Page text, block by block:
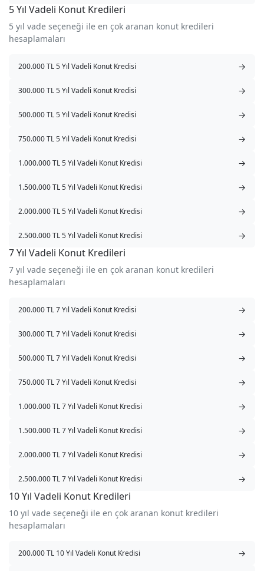
5 Yıl Vadeli Konut Kredileri
5 yıl vade seçeneği ile en çok aranan konut kredileri
hesaplamaları
200.000 TL 5 Yıl Vadeli Konut Kredisi →
300.000 TL 5 Yıl Vadeli Konut Kredisi →
500.000 TL 5 Yıl Vadeli Konut Kredisi →
750.000 TL 5 Yıl Vadeli Konut Kredisi →
1.000.000 TL 5 Yıl Vadeli Konut Kredisi →
1.500.000 TL 5 Yıl Vadeli Konut Kredisi →
2.000.000 TL 5 Yıl Vadeli Konut Kredisi →
2.500.000 TL 5 Yıl Vadeli Konut Kredisi →
7 Yıl Vadeli Konut Kredileri
7 yıl vade seçeneği ile en çok aranan konut kredileri
hesaplamaları
200.000 TL 7 Yıl Vadeli Konut Kredisi →
300.000 TL 7 Yıl Vadeli Konut Kredisi →
500.000 TL 7 Yıl Vadeli Konut Kredisi →
750.000 TL 7 Yıl Vadeli Konut Kredisi →
1.000.000 TL 7 Yıl Vadeli Konut Kredisi →
1.500.000 TL 7 Yıl Vadeli Konut Kredisi →
2.000.000 TL 7 Yıl Vadeli Konut Kredisi →
2.500.000 TL 7 Yıl Vadeli Konut Kredisi →
10 Yıl Vadeli Konut Kredileri
10 yıl vade seçeneği ile en çok aranan konut kredileri
hesaplamaları
200.000 TL 10 Yıl Vadeli Konut Kredisi →